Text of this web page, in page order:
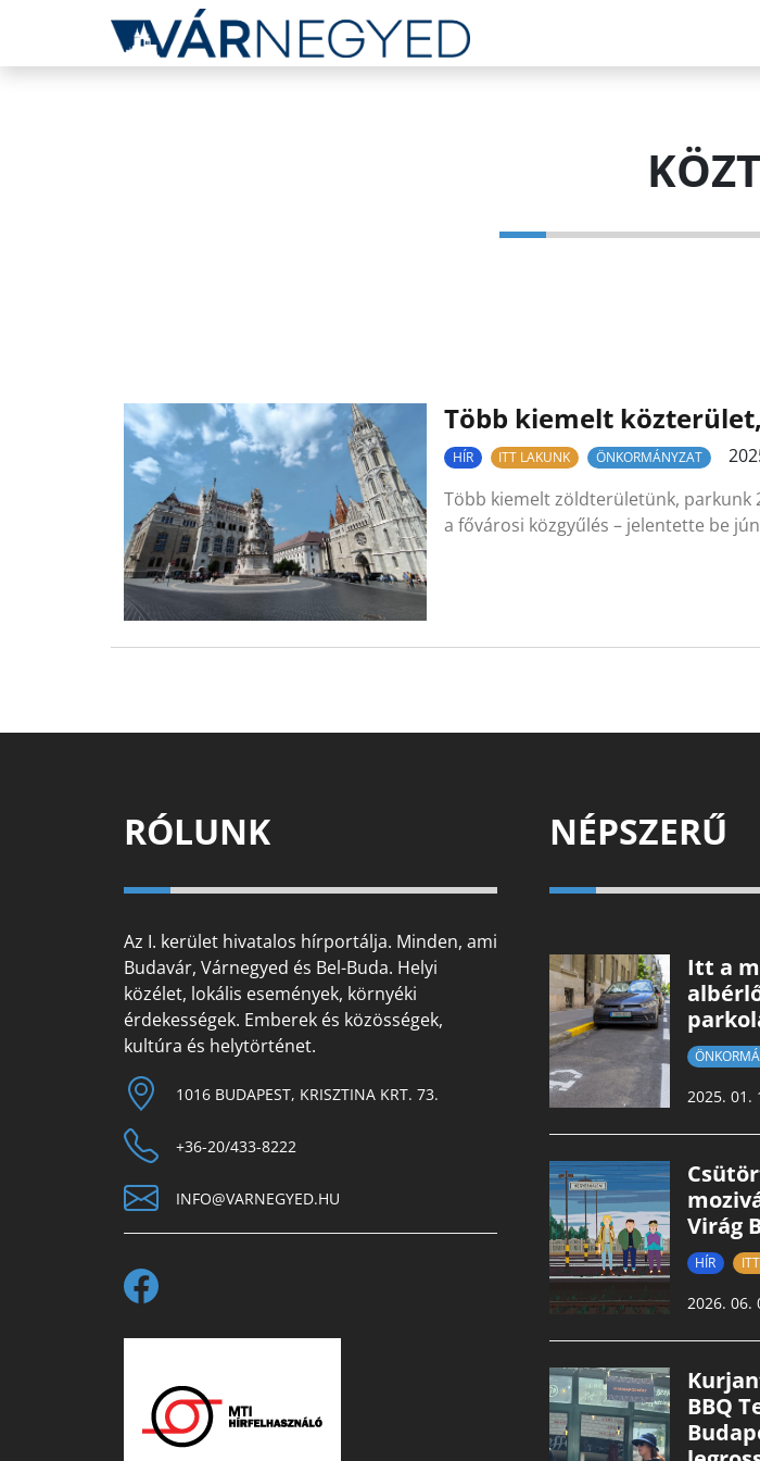
Több kiemelt
HÍR ITT LAKUNK ÖNKORMÁNYZAT
Több kiemelt zöldterületünk,
a fővárosi közgyűlés – jelentette be
RÓLUNK
Az I. kerület hivatalos hírportálja. Minden, ami
Budavár, Várnegyed és Bel-Buda. Helyi
közélet, lokális események, környéki
érdekességek. Emberek és közösségek,
kultúra és helytörténet.
1016 BUDAPEST, KRISZTINA KRT. 73.
+36-20/433-8222
INFO@VARNEGYED.HU
NÉPSZERŰ
Itt a
2025. 01.
Virág
HÍR
2026. 06.
BBQ